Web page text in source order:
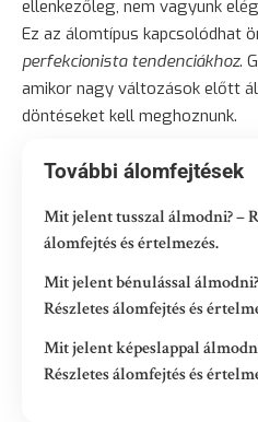
ellenkezőleg, nem vagyunk
Ez az álomtípus kapcsolódhat
perfekcionista tendenciákhoz.
amikor nagy változások előtt
döntéseket kell meghoznunk.
További álomfejtések
Mit jelent tusszal álmodni? –
álomfejtés és értelmezés.
Mit jelent bénulással
Részletes álomfejtés és
Mit jelent képeslappal
Részletes álomfejtés és